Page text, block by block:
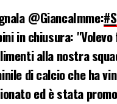
@GiancaImme:
in chiusura:
alla nostra
di calcio che ha
ed è stata